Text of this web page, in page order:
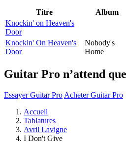
Titre Album
Knockin' on Heaven's
Door
Knockin' On Heaven's
Door
Nobody's
Home
Guitar Pro n’attend
Essayer Guitar Pro Acheter Guitar Pro
Accueil
Tablatures
Avril Lavigne
I Don't Give